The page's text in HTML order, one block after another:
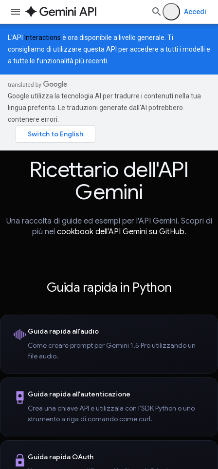
Accedi
L'API Interactions è ora disponibile a livello generale. Ti
consigliamo di utilizzare questa API per accedere a tutti i modelli e
a tutte le funzionalità più recenti.
Google utilizza la tecnologia AI per tradurre i contenuti nella tua
lingua preferita. Le traduzioni generate dall'AI potrebbero
contenere errori.
Ricettario dell'API
Gemini
Una raccolta di guide ed esempi per l'API Gemini. Scopri di
più nel cookbook dell'API Gemini su GitHub.
Guida rapida in Python
Guida rapida all'audio
Come creare prompt per Gemini 1.5 Pro utilizzando un
file audio.
Guida rapida all'autenticazione
Crea una chiave API e utilizzala con l'SDK Python o uno
strumento a riga di comando come curl.
Guida rapida OAuth